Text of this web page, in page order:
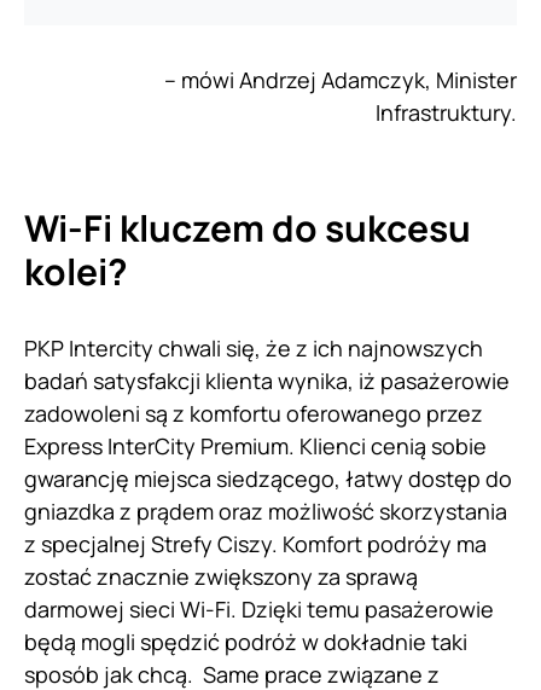
– mówi Andrzej Adamczyk, Minister
Infrastruktury.
Wi-Fi kluczem do sukcesu
kolei?
PKP Intercity chwali się, że z ich najnowszych
badań satysfakcji klienta wynika, iż pasażerowie
zadowoleni są z komfortu oferowanego przez
Express InterCity Premium. Klienci cenią sobie
gwarancję miejsca siedzącego, łatwy dostęp do
gniazdka z prądem oraz możliwość skorzystania
z specjalnej Strefy Ciszy. Komfort podróży ma
zostać znacznie zwiększony za sprawą
darmowej sieci Wi-Fi. Dzięki temu pasażerowie
będą mogli spędzić podróż w dokładnie taki
sposób jak chcą. Same prace związane z